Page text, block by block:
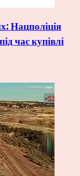
Нацполіція
час купівлі